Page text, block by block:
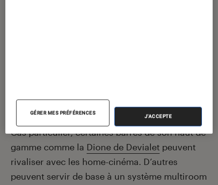
Cas particulier, certaines barres de son haut de
gamme comme la Dione de Devialet peuvent
rivaliser avec les home-cinéma. D’autres
peuvent servir de base à un système multiroom
GÉRER MES PRÉFÉRENCES
J'ACCEPTE